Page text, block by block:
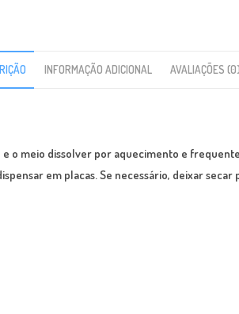
INFORMAÇÃO ADICIONAL AVALIAÇÕES (0)
e o meio dissolver por aquecimento e
em placas. Se necessário, deixar